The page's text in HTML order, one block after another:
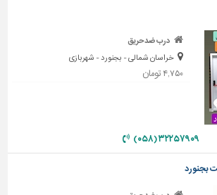
درب ضدحریق
خراسان شمالی - بجنورد - شهربازی
۴,۷۵۰ تومان
۳۲۲۵۷۹۰۹ (۰۵۸)
بجنورد